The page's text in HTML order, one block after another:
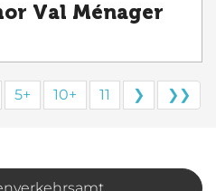
Val Ménager
5+ 10+ 11 ❯ ❯❯